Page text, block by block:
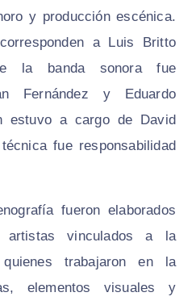
y producción escénica.
a Luis Britto
la banda sonora fue
Fernández y Eduardo
estuvo a cargo de David
fue responsabilidad
fueron elaborados
vinculados a la
quienes trabajaron en la
elementos visuales y